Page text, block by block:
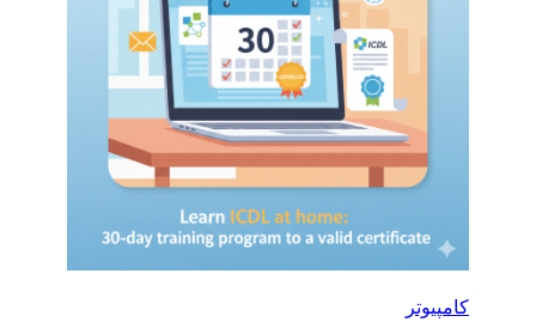
کامپیوتر